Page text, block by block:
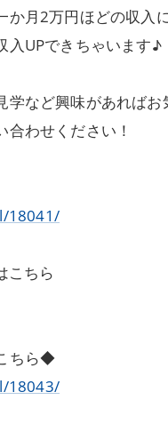
月2万円ほどの収入
入UPできちゃいます♪
など興味があればお
わせください！
18041/
こちら
ちら◆
18043/